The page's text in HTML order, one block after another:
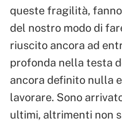
queste fragilità,
del nostro modo di
riuscito ancora ad
profonda nella testa
ancora definito nulla
lavorare. Sono
ultimi, altrimenti non